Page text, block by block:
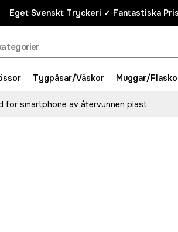
Eget Svenskt Tryckeri ✓ Fantastiska
Tygpåsar/Väskor Muggar/
för smartphone av återvunnen plast